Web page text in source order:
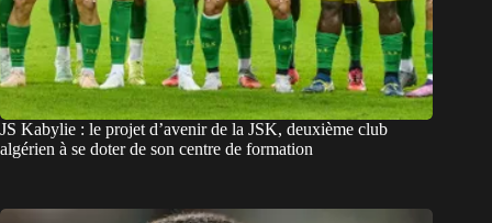
JS Kabylie : le projet d’avenir de la JSK, deuxième club
algérien à se doter de son centre de formation